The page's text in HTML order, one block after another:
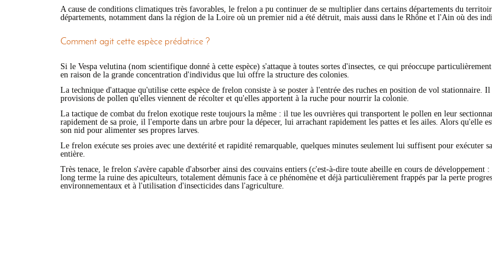
A cause de conditions climatiques très favorables, le frelon a pu continuer de se multiplier dans certains départements du
départements, notamment dans la région de la Loire où un premier nid a été détruit, mais aussi dans le Rhône et l'Ain où des
Comment agit cette espèce prédatrice ?
Si le Vespa velutina (nom scientifique donné à cette espèce) s'attaque à toutes sortes d'insectes, ce qui préoccupe
en raison de la grande concentration d'individus que lui offre la structure des colonies.
La technique d'attaque qu'utilise cette espèce de frelon consiste à se poster à l'entrée des ruches en position de vol stationnaire.
provisions de pollen qu'elles viennent de récolter et qu'elles apportent à la ruche pour nourrir la colonie.
La tactique de combat du frelon exotique reste toujours la même : il tue les ouvrières qui transportent le pollen en leur
rapidement de sa proie, il l'emporte dans un arbre pour la dépecer, lui arrachant rapidement les pattes et les ailes. Alors qu'elle
son nid pour alimenter ses propres larves.
Le frelon exécute ses proies avec une dextérité et rapidité remarquable, quelques minutes seulement lui suffisent pour exécuter
entière.
Très tenace, le frelon s'avère capable d'absorber ainsi des couvains entiers (c'est-à-dire toute abeille en cours de
long terme la ruine des apiculteurs, totalement démunis face à ce phénomène et déjà particulièrement frappés par la perte
environnementaux et à l'utilisation d'insecticides dans l'agriculture.